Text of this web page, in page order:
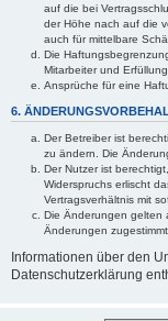
auf die bei
der Höhe nach auf die
auch für mittelbare
Die
Mitarbeiter und
Ansprüche für eine
6.
Der Betreiber ist
zu ändern. Die
Der Nutzer ist
Widerspruchs erlischt
Vertragsverhältnis mit
Die Änderungen gelten
Änderungen zugestimmt
Informationen über den
Datenschutzerklärung